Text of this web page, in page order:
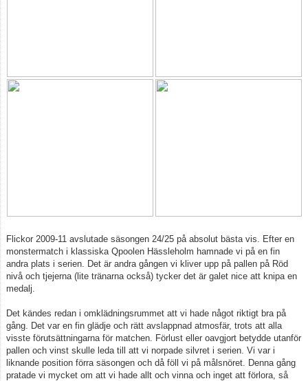
Flickor 2009-11 avslutade säsongen 24/25 på absolut bästa vis. Efter en
monstermatch i klassiska Qpoolen Hässleholm hamnade vi på en fin
andra plats i serien. Det är andra gången vi kliver upp på pallen på Röd
nivå och tjejerna (lite tränarna också) tycker det är galet nice att knipa en
medalj.
Det kändes redan i omklädningsrummet att vi hade något riktigt bra på
gång. Det var en fin glädje och rätt avslappnad atmosfär, trots att alla
visste förutsättningarna för matchen. Förlust eller oavgjort betydde utanför
pallen och vinst skulle leda till att vi norpade silvret i serien. Vi var i
liknande position förra säsongen och då föll vi på målsnöret. Denna gång
pratade vi mycket om att vi hade allt och vinna och inget att förlora, så